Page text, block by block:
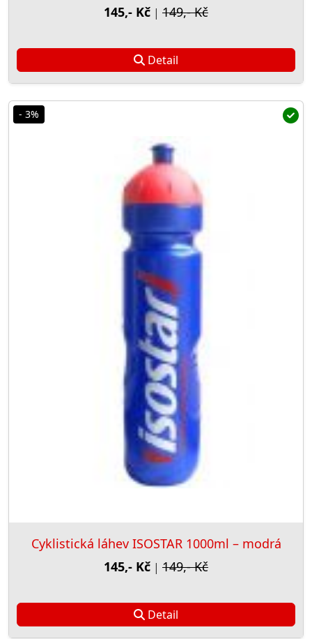
145,- Kč | 149,- Kč
Detail
- 3%
Cyklistická láhev ISOSTAR 1000ml – modrá
145,- Kč | 149,- Kč
Detail